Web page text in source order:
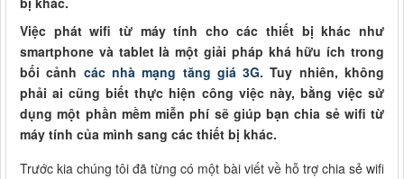
Việc phát wifi từ máy tính cho các thiết bị khác như
smartphone và tablet là một giải pháp khá hữu ích trong
bối cảnh các nhà mạng tăng giá 3G. Tuy nhiên, không
phải ai cũng biết thực hiện công việc này, bằng việc sử
dụng một phần mềm miễn phí sẽ giúp bạn chia sẻ wifi từ
máy tính của mình sang các thiết bị khác.
Trước kia chúng tôi đã từng có một bài viết về hỗ trợ chia sẻ wifi